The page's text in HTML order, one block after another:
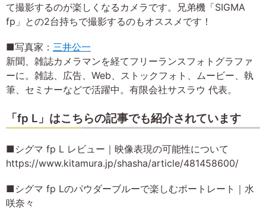
て撮影するのが楽しくなるカメラです。兄弟機「SIGMA
fp」との2台持ちで撮影するのもオススメです！
■写真家： 三井公一
新聞、雑誌カメラマンを経てフリーランスフォトグラファ
ーに。雑誌、広告、Web、ストックフォト、ムービー、執
筆、セミナーなどで活躍中。有限会社サスラウ 代表。
「fp L」はこちらの記事でも紹介されています
■シグマ fp L レビュー｜映像表現の可能性について
https://www.kitamura.jp/shasha/article/481458600/
■シグマ fp Lのパウダーブルーで楽しむポートレート｜水
咲奈々